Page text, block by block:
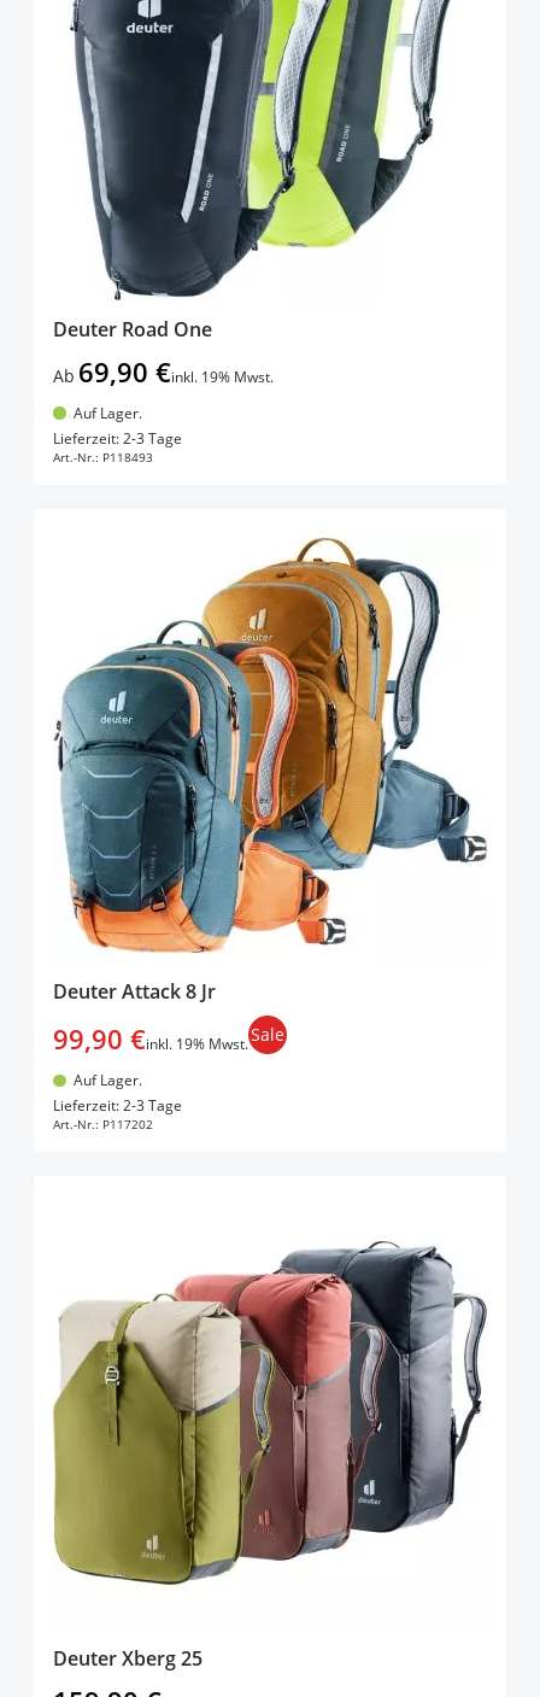
Deuter Road One
Ab 69,90 €inkl. 19% Mwst.
Auf Lager.
Lieferzeit: 2-3 Tage
Art.-Nr.: P118493
Deuter Attack 8 Jr
99,90 €inkl. 19% Mwst.Sale
Auf Lager.
Lieferzeit: 2-3 Tage
Art.-Nr.: P117202
Deuter Xberg 25